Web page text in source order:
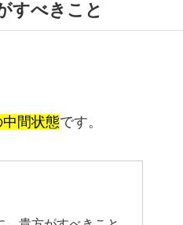
すべきこと
間状態です。